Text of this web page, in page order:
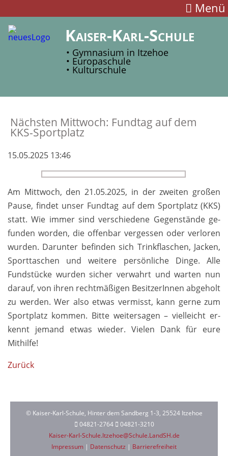
Menü
Kaiser-Karl-Schule
• Gymnasium in Itzehoe
• Europaschule
• Kulturschule
Nächsten Mittwoch: Fundtag auf dem
KKS-Sportplatz
15.05.2025 13:46
Am Mittwoch, den 21.05.2025, in der zwei­ten großen
Pause, fin­det unser Fund­tag auf dem Sport­platz (KKS)
statt. Wie im­mer sind ver­schiedene Gegen­stände ge­
funden worden, die o­ffenbar ver­gessen oder ver­loren
wurden. Da­runter be­finden sich Trink­flaschen, Jacken,
Sport­taschen und weitere per­sönliche Dinge. Alle
Fund­stücke wurden sicher ver­wahrt und warten nun
darauf, von ihren recht­mäßigen Besitzer­Innen ab­ge­holt
zu werden. Wer also etwas ver­misst, kann gerne zum
Sport­platz kom­men. Bitte weiter­sagen – viel­leicht er­
kennt je­mand etwas wieder. Vielen Dank für eure
Mithilfe!
Zurück
© Kaiser-Karl-Schule, Hinter dem Sandberg 1-3, 25524 Itzehoe
04821-2764
04821-3210
Kaiser-Karl-Schule.Itzehoe@Schule.LandSH.de
Impressum | Datenschutz | Barrierefreiheit